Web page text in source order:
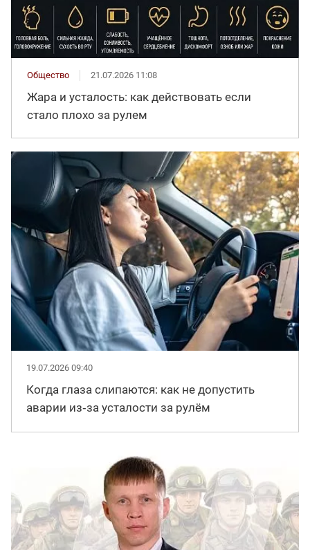
Общество 21.07.2026 11:08
Жара и усталость: как действовать если
стало плохо за рулем
19.07.2026 09:40
Когда глаза слипаются: как не допустить
аварии из‑за усталости за рулём